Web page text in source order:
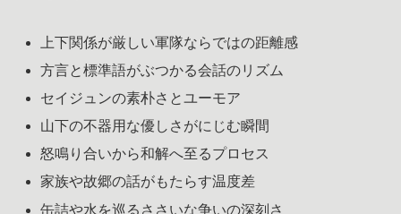
上下関係が厳しい軍隊ならではの距離感
方言と標準語がぶつかる会話のリズム
セイジュンの素朴さとユーモア
山下の不器用な優しさがにじむ瞬間
怒鳴り合いから和解へ至るプロセス
家族や故郷の話がもたらす温度差
缶詰や水を巡るささいな争いの深刻さ